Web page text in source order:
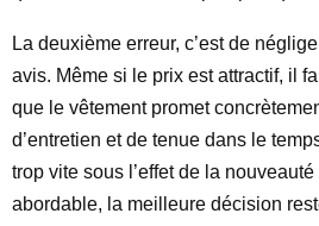
La deuxième erreur, c’est de
avis. Même si le prix est attractif, il
que le vêtement promet
d’entretien et de tenue dans le
trop vite sous l’effet de la
abordable, la meilleure décision